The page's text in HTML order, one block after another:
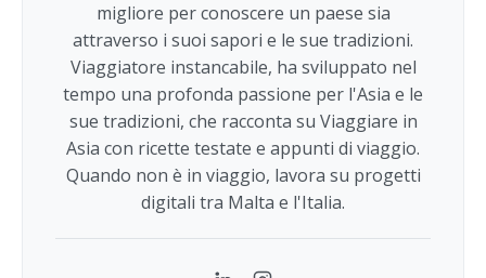
migliore per conoscere un paese sia
attraverso i suoi sapori e le sue tradizioni.
Viaggiatore instancabile, ha sviluppato nel
tempo una profonda passione per l'Asia e le
sue tradizioni, che racconta su Viaggiare in
Asia con ricette testate e appunti di viaggio.
Quando non è in viaggio, lavora su progetti
digitali tra Malta e l'Italia.